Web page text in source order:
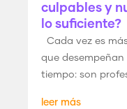
culpables y
lo suficiente?
Cada vez es
que desempeñan
tiempo: son
leer más